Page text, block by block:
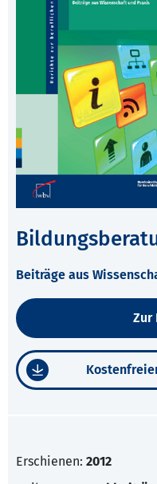
Beiträge aus
Zur
Erschienen: 2012